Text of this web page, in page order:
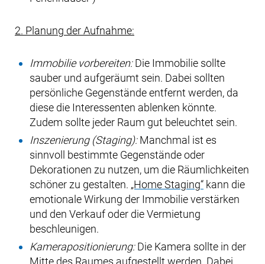
2. Planung der Aufnahme:
Immobilie vorbereiten:Die Immobilie sollte
sauber und aufgeräumt sein. Dabei sollten
persönliche Gegenstände entfernt werden, da
diese die Interessenten ablenken könnte.
Zudem sollte jeder Raum gut beleuchtet sein.
Inszenierung (Staging):Manchmal ist es
sinnvoll bestimmte Gegenstände oder
Dekorationen zu nutzen, um die Räumlichkeiten
schöner zu gestalten. „Home Staging“ kann die
emotionale Wirkung der Immobilie verstärken
und den Verkauf oder die Vermietung
beschleunigen.
Kamerapositionierung:Die Kamera sollte in der